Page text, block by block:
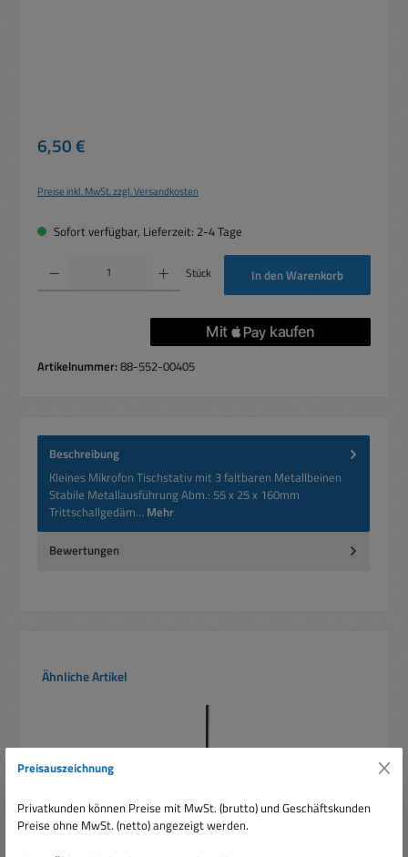
Regulärer Preis:
6,50 €
Preise inkl. MwSt. zzgl. Versandkosten
Sofort verfügbar, Lieferzeit: 2-4 Tage
Produkt Anzahl: Gib den gewünschten Wert ein oder benutze die Schaltflächen um
Stück In den Warenkorb
Artikelnummer:88-552-00405
Beschreibung
Kleines Mikrofon Tischstativ mit 3 faltbaren Metallbeinen
Stabile Metallausführung Abm.: 55 x 25 x 160mm
Trittschallgedäm… Mehr
Bewertungen
Produktgalerie überspringen
Ähnliche Artikel
Preisauszeichnung
Privatkunden können Preise mit MwSt. (brutto) und Geschäftskunden
Preise ohne MwSt. (netto) angezeigt werden.